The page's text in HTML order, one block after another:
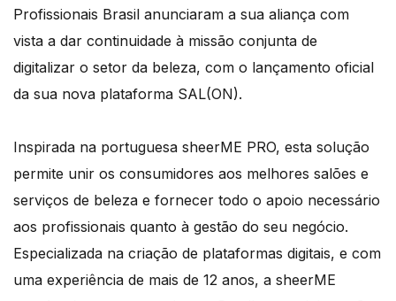
Profissionais Brasil anunciaram a sua aliança com
vista a dar continuidade à missão conjunta de
digitalizar o setor da beleza, com o lançamento oficial
da sua nova plataforma SAL(ON).
Inspirada na portuguesa sheerME PRO, esta solução
permite unir os consumidores aos melhores salões e
serviços de beleza e fornecer todo o apoio necessário
aos profissionais quanto à gestão do seu negócio.
Especializada na criação de plataformas digitais, e com
uma experiência de mais de 12 anos, a sheerME